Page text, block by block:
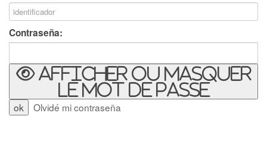
Contraseña:
Afficher ou masquer
le mot de passe
Olvidé mi contraseña